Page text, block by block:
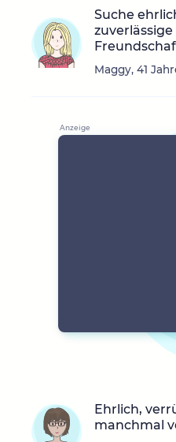
Suche
zuverlässige
Maggy, 41
Ehrlich,
manchmal